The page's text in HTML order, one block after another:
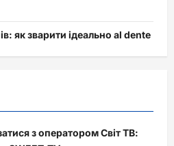
як зварити ідеально al dente
з оператором Світ ТВ: